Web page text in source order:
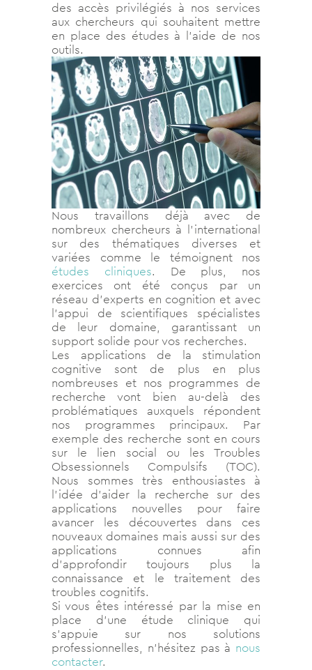
des accès privilégiés à nos services
aux chercheurs qui souhaitent mettre
en place des études à l’aide de nos
outils.
Nous travaillons déjà avec de
nombreux chercheurs à l’international
sur des thématiques diverses et
variées comme le témoignent nos
études cliniques. De plus, nos
exercices ont été conçus par un
réseau d’experts en cognition et avec
l’appui de scientifiques spécialistes
de leur domaine, garantissant un
support solide pour vos recherches.
Les applications de la stimulation
cognitive sont de plus en plus
nombreuses et nos programmes de
recherche vont bien au-delà des
problématiques auxquels répondent
nos programmes principaux. Par
exemple des recherche sont en cours
sur le lien social ou les Troubles
Obsessionnels Compulsifs (TOC).
Nous sommes très enthousiastes à
l’idée d’aider la recherche sur des
applications nouvelles pour faire
avancer les découvertes dans ces
nouveaux domaines mais aussi sur des
applications connues afin
d’approfondir toujours plus la
connaissance et le traitement des
troubles cognitifs.
Si vous êtes intéressé par la mise en
place d’une étude clinique qui
s’appuie sur nos solutions
professionnelles, n’hésitez pas à nous
contacter.